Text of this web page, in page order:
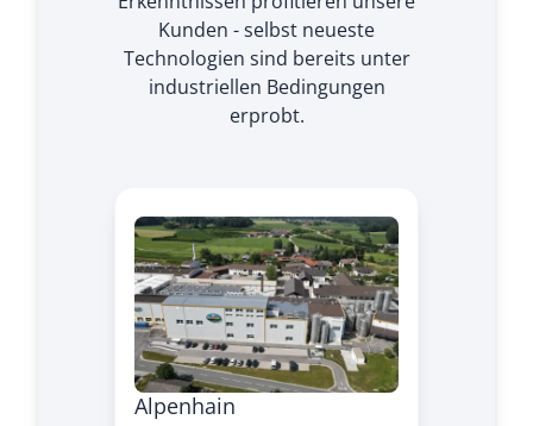
Kunden - selbst neueste
Technologien sind bereits unter
industriellen Bedingungen
erprobt.
Alpenhain